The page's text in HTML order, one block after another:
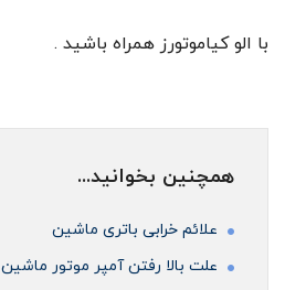
با الو کیاموتورز همراه باشید .
همچنین بخوانید...
علائم خرابی باتری ماشین
علت بالا رفتن آمپر موتور ماشین